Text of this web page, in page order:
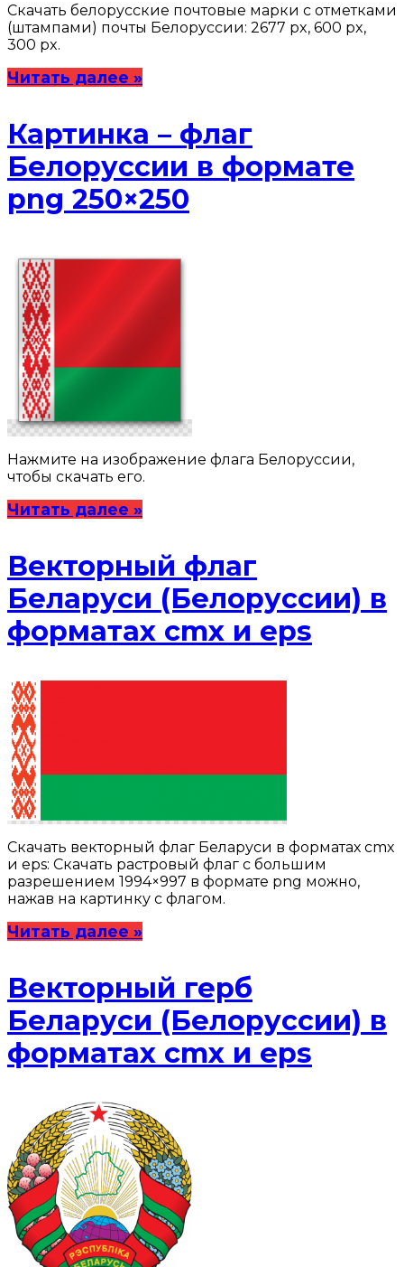
Скачать белорусские почтовые марки с отметками
(штампами) почты Белоруссии: 2677 px, 600 px,
300 px.
Читать далее »
Картинка – флаг
Белоруссии в формате
png 250×250
Нажмите на изображение флага Белоруссии,
чтобы скачать его.
Читать далее »
Векторный флаг
Беларуси (Белоруссии) в
форматах cmx и eps
Скачать векторный флаг Беларуси в форматах cmx
и eps: Скачать растровый флаг с большим
разрешением 1994×997 в формате png можно,
нажав на картинку с флагом.
Читать далее »
Векторный герб
Беларуси (Белоруссии) в
форматах cmx и eps